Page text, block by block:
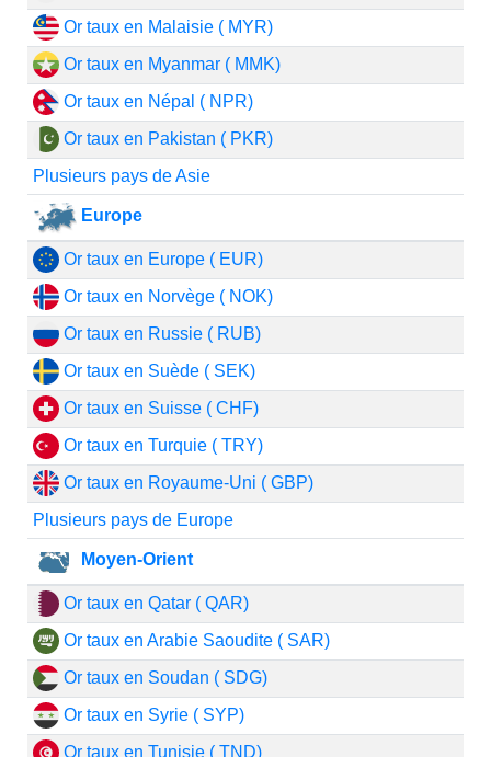
Or taux en Malaisie ( MYR)
Or taux en Myanmar ( MMK)
Or taux en Népal ( NPR)
Or taux en Pakistan ( PKR)
Plusieurs pays de Asie
Europe
Or taux en Europe ( EUR)
Or taux en Norvège ( NOK)
Or taux en Russie ( RUB)
Or taux en Suède ( SEK)
Or taux en Suisse ( CHF)
Or taux en Turquie ( TRY)
Or taux en Royaume-Uni ( GBP)
Plusieurs pays de Europe
Moyen-Orient
Or taux en Qatar ( QAR)
Or taux en Arabie Saoudite ( SAR)
Or taux en Soudan ( SDG)
Or taux en Syrie ( SYP)
Or taux en Tunisie ( TND)